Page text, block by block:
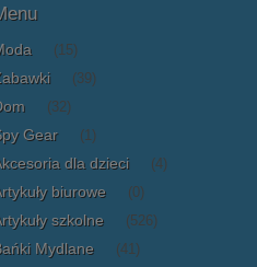
(15)
(39)
(32)
Gear (1)
dla dzieci (4)
biurowe (0)
szkolne (526)
Mydlane (41)